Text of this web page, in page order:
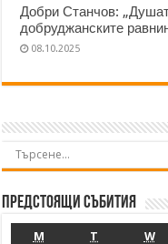
Добри Станчов:
добруджанските
08.10.2025
Предстоящи събития
M T W